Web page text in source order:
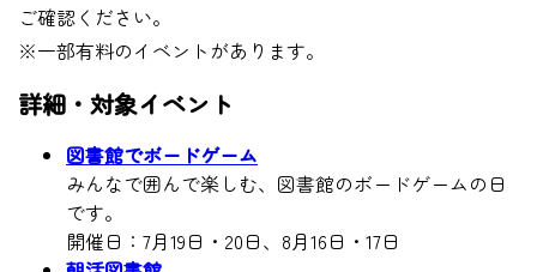
ご確認ください。
※一部有料のイベントがあります。
詳細・対象イベント
図書館でボードゲーム
みんなで囲んで楽しむ、図書館のボードゲームの日
です。
開催日：7月19日・20日、8月16日・17日